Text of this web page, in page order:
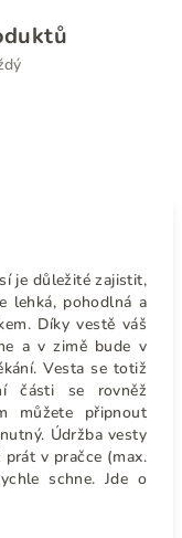
je důležité zajistit,
lehká, pohodlná a
Díky vestě váš
a v zimě bude v
Vesta se totiž
části se rovněž
můžete připnout
Údržba vesty
v pračce (max.
schne. Jde o